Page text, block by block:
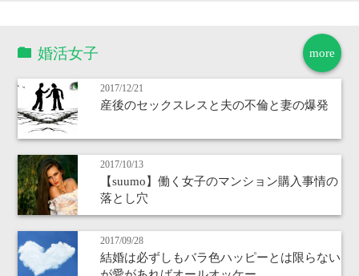
more
婚活女子
2017/12/21
産後のセックスレスと夫の不倫と妻の爆発
2017/10/13
【suumo】働く女子のマンション購入事情の
落とし穴
2017/09/28
結婚は必ずしもバラ色ハッピーとは限らない